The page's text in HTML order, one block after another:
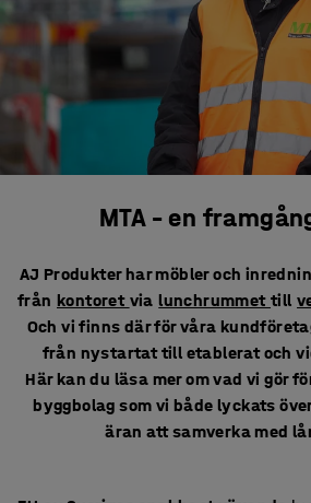
MTA – en
AJ Produkter har möbler och
från kontoret vialunchrummettill
Och vi finns där för våra
från nystartat till etablerat och
Här kan du läsa mer om vad vi gör
byggbolag som vi både lyckats
äran att samverka med